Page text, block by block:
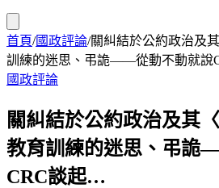
首頁/國政評論/關糾結於公約政治及
訓練的迷思、弔詭——從動不動就說
國政評論
關糾結於公約政治及其
教育訓練的迷思、弔詭
CRC談起…